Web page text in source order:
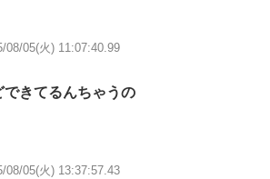
08/05(火) 11:07:40.99
できてるんちゃうの
08/05(火) 13:37:57.43